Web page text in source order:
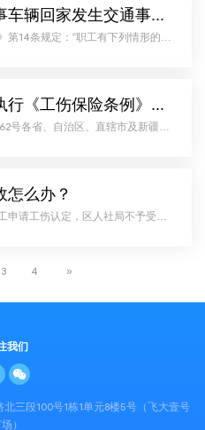
次性伤残就业补助金后，王某某提
于某塑料制品公司是否需
下班搭载同事车辆回家发生交通事故，能否认定为工伤
第14条规定：“职工有下列情形的，
（六）在上下班途中，受到非本
个合理路线，可以理解为往返于工
的一个合理的路线。 依据新
人社部关于执行《工伤保险条例》若干问题的意见（三）（2025.11.13）
号各省、自治区、直辖市及新疆生
社会保障厅（局）：为更好地贯彻
定的或者用人单位要求职工工作的
：（1）法律规定的工作时间；
怎么办？
申请工伤认定，区人社局不予受理
捷客运场站经营有限公司的职工杨军
，医院才通知他可以住院进行手术治
，杨军向区人社局提出工伤认定申
作中受到的伤害为工伤。2017年5月
3 4 »
我们
三段100号1栋1单元8楼5号（飞大壹号
）